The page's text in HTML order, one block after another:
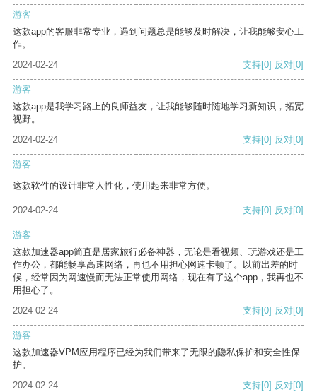
游客
这款app的客服非常专业，遇到问题总是能够及时解决，让我能够安心工
作。
2024-02-24
支持[0] 反对[0]
游客
这款app是我学习路上的良师益友，让我能够随时随地学习新知识，拓宽
视野。
2024-02-24
支持[0] 反对[0]
游客
这款软件的设计非常人性化，使用起来非常方便。
2024-02-24 支持[0] 反对[0]
游客
这款加速器app简直是居家旅行必备神器，无论是看视频、玩游戏还是工
作办公，都能畅享高速网络，再也不用担心网速卡顿了。以前出差的时
候，经常因为网速慢而无法正常使用网络，现在有了这个app，我再也不
用担心了。
2024-02-24
支持[0] 反对[0]
游客
这款加速器VPM应用程序已经为我们带来了无限的隐私保护和安全性保
护。
2024-02-24
支持[0] 反对[0]